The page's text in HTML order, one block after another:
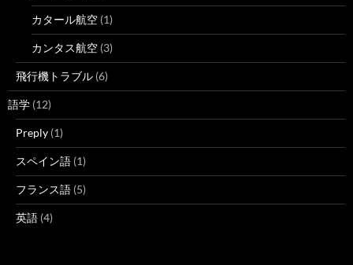
カタール航空 (1)
カンタス航空 (3)
飛行機トラブル (6)
語学 (12)
Preply (1)
スペイン語 (1)
フランス語 (5)
英語 (4)